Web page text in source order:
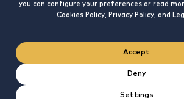
you can configure your preferences or read
Cookies Policy, Privacy Policy, and
Accept
Deny
Settings
Política de
cookies